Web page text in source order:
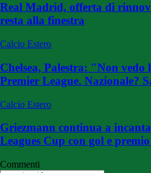
Real Madrid, offerta di
resta alla finestra
Calcio Estero
Chelsea, Palestra: "Non
Premier League. Nazionale?
Calcio Estero
Griezmann continua a
Leagues Cup con gol e
Commenti